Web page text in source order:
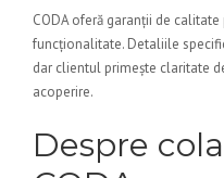
CODA oferă garanții de
funcționalitate. Detaliile
dar clientul primește claritate
acoperire.
Despre